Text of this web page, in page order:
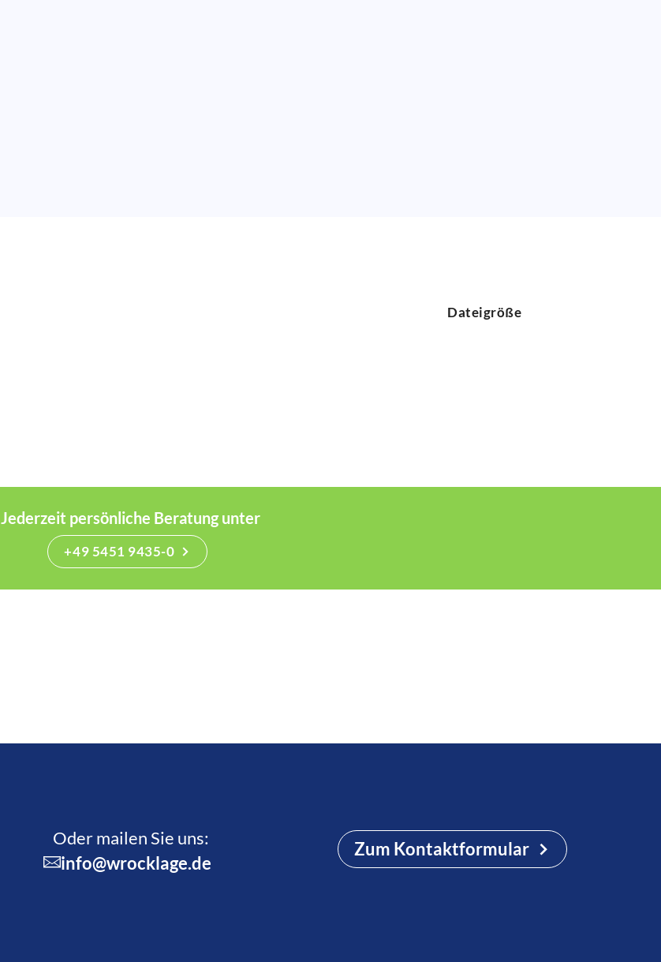
Dateigröße
Jederzeit persönliche Beratung unter
+49 5451 9435-0
Oder mailen Sie uns:
info@wrocklage.de
Zum Kontaktformular